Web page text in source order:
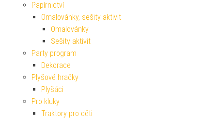
Papírnictví
Omalovánky, sešity aktivit
Omalovánky
Sešity aktivit
Party program
Dekorace
Plyšové hračky
Plyšáci
Pro kluky
Traktory pro děti